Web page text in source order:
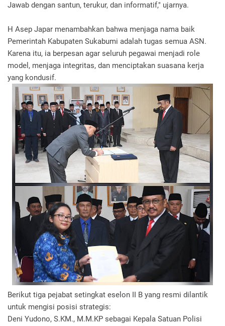
Jawab dengan santun, terukur, dan informatif," ujarnya.
H Asep Japar menambahkan bahwa menjaga nama baik
Pemerintah Kabupaten Sukabumi adalah tugas semua ASN.
Karena itu, ia berpesan agar seluruh pegawai menjadi role
model, menjaga integritas, dan menciptakan suasana kerja
yang kondusif.
Berikut tiga pejabat setingkat eselon II B yang resmi dilantik
untuk mengisi posisi strategis:
Deni Yudono, S.KM., M.M.KP sebagai Kepala Satuan Polisi